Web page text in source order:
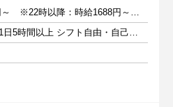
時給1350円～ ※22時以降：時給1688円～ ＋交通費支給
週2日以上 1日5時間以上 シフト自由・自己申告